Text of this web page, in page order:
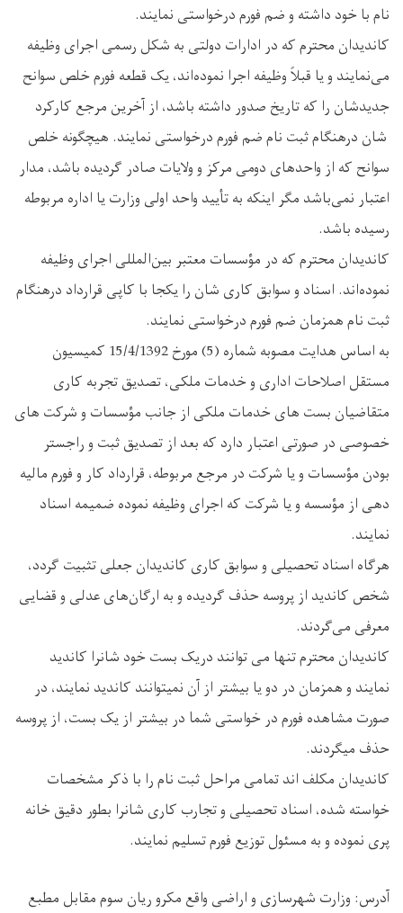
نام با خود داشته و ضم فورم درخواستی نمایند.
کاندیدان محترم که در ادارات دولتی به شکل رسمی اجرای وظیفه
می‌نمایند و یا قبلاً وظیفه اجرا نموده‌اند، یک قطعه فورم خلص سوانح
جدید‌شان را که تاریخ صدور داشته باشد، از آخرین مرجع کارکرد
شان درهنگام ثبت نام ضم فورم درخواستی نمایند. هیچگونه خلص
سوانح که از واحدهای دومی مرکز و ولایات صادر گردیده باشد، مدار
اعتبار نمی‌باشد مگر اینکه به تأیید واحد اولی وزارت یا اداره مربوطه
رسیده باشد.
کاندیدان محترم که در مؤسسات معتبر بین‌المللی اجرای وظیفه
نموده‌اند. اسناد و سوابق کاری‌ شان را یکجا با کاپی قرارداد درهنگام
ثبت نام همزمان ضم فورم درخواستی نمایند.
به اساس هدایت مصوبه شماره (5) مورخ 15/4/1392 کمیسیون
مستقل اصلاحات اداری و خدمات ملکی، تصدیق تجربه کاری
متقاضیان بست های خدمات ملکی از جانب مؤسسات و شرکت‌ های
خصوصی در صورتی اعتبار دارد که بعد از تصدیق ثبت و راجستر
بودن مؤسسات و یا شرکت در مرجع مربوطه، قرارداد کار و فورم مالیه
دهی از مؤسسه و یا شرکت که اجرای وظیفه نموده ضمیمه اسناد
نمایند.
هرگاه اسناد تحصیلی و سوابق کاری کاندیدان جعلی تثبیت گردد،
شخص کاندید از پروسه حذف گردیده و به ارگان‌های عدلی و قضایی
معرفی می‌گردند.
کاندیدان محترم تنها می توانند دریک بست خود شانرا کاندید
نمایند و همزمان در دو یا بیشتر از آن نمیتوانند کاندید نمایند، در
صورت مشاهده فورم در خواستی شما در بیشتر از یک بست، از پروسه
حذف میگردند.
کاندیدان مکلف اند تمامی مراحل ثبت نام را با ذکر مشخصات
خواسته شده، اسناد تحصیلی و تجارب کاری شانرا بطور دقیق خانه
پری نموده و به مسئول توزیع فورم تسلیم نمایند.
آدرس: وزارت شهرسازی و اراضی واقع مکرو ریان سوم مقابل مطبع